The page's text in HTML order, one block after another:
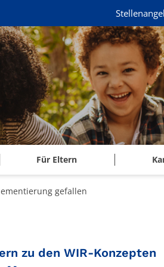
Für Eltern
gefallen
zu den WIR-Konzepten